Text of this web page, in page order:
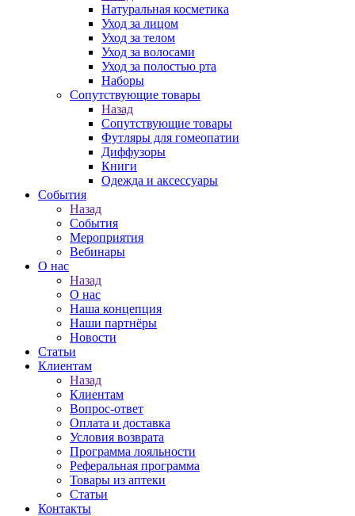
Натуральная косметика
Уход за лицом
Уход за телом
Уход за волосами
Уход за полостью рта
Наборы
Сопутствующие товары
Назад
Сопутствующие товары
Футляры для гомеопатии
Диффузоры
Книги
Одежда и аксессуары
События
Назад
События
Мероприятия
Вебинары
О нас
Назад
О нас
Наша концепция
Наши партнёры
Новости
Статьи
Клиентам
Назад
Клиентам
Вопрос-ответ
Оплата и доставка
Условия возврата
Программа лояльности
Реферальная программа
Товары из аптеки
Статьи
Контакты